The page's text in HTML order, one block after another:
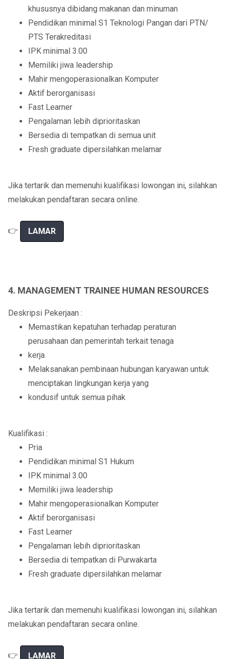
khususnya dibidang makanan dan minuman
Pendidikan minimal S1 Teknologi Pangan dari PTN/
PTS Terakreditasi
IPK minimal 3.00
Memiliki jiwa leadership
Mahir mengoperasionalkan Komputer
Aktif berorganisasi
Fast Learner
Pengalaman lebih diprioritaskan
Bersedia di tempatkan di semua unit
Fresh graduate dipersilahkan melamar
Jika tertarik dan memenuhi kualifikasi lowongan ini, silahkan
melakukan pendaftaran secara online.
👉 LAMAR
4. MANAGEMENT TRAINEE HUMAN RESOURCES
Deskripsi Pekerjaan :
Memastikan kepatuhan terhadap peraturan
perusahaan dan pemerintah terkait tenaga
kerja
Melaksanakan pembinaan hubungan karyawan untuk
menciptakan lingkungan kerja yang
kondusif untuk semua pihak
Kualifikasi :
Pria
Pendidikan minimal S1 Hukum
IPK minimal 3.00
Memiliki jiwa leadership
Mahir mengoperasionalkan Komputer
Aktif berorganisasi
Fast Learner
Pengalaman lebih diprioritaskan
Bersedia di tempatkan di Purwakarta
Fresh graduate dipersilahkan melamar
Jika tertarik dan memenuhi kualifikasi lowongan ini, silahkan
melakukan pendaftaran secara online.
👉 LAMAR